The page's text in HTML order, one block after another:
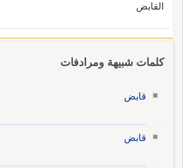
القابض
كلمات شبيهة ومرادفات
قابض
قابض